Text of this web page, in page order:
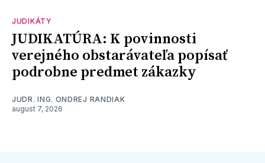
JUDIKÁTY
JUDIKATÚRA: K povinnosti
verejného obstarávateľa popísať
podrobne predmet zákazky
JUDR. ING. ONDREJ RANDIAK
august 7, 2026